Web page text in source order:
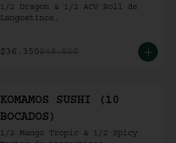
1/2 Dragon & 1/2 ACV Roll de
Langostinos.
$36.350$48.500
KOMAMOS SUSHI (10
BOCADOS)
1/2 Mango Tropic & 1/2 Spicy